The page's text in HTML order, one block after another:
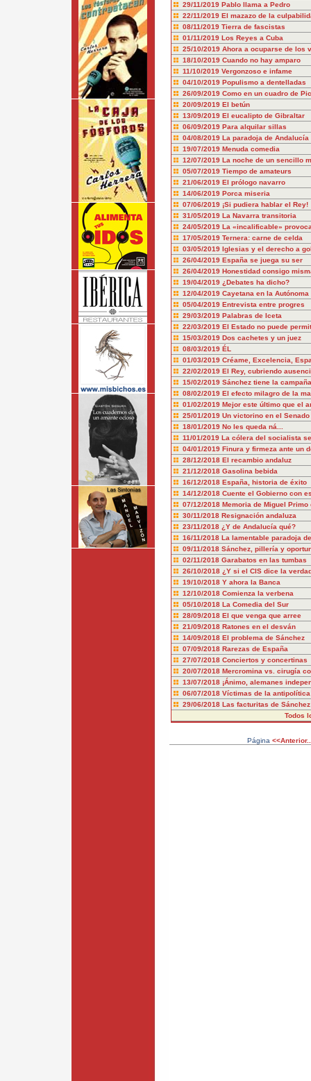
29/11/2019 Pablo llama a Pedro
22/11/2019 El mazazo de la
08/11/2019 Tierra de fascistas
01/11/2019 Los Reyes a Cuba
25/10/2019 Ahora a ocuparse de los
18/10/2019 Cuando no hay amparo
11/10/2019 Vergonzoso e infame
04/10/2019 Populismo a dentelladas
26/09/2019 Como en un cuadro de
20/09/2019 El betún
13/09/2019 El eucalipto de Gibraltar
06/09/2019 Para alquilar sillas
04/08/2019 La paradoja de Andalucía
19/07/2019 Menuda comedia
12/07/2019 La noche de un sencillo
05/07/2019 Tiempo de amateurs
21/06/2019 El prólogo navarro
14/06/2019 Porca miseria
07/06/2019 ¡Si pudiera hablar el Rey!
31/05/2019 La Navarra transitoria
24/05/2019 La «incalificable»
17/05/2019 Ternera: carne de celda
03/05/2019 Iglesias y el derecho a
26/04/2019 España se juega su ser
26/04/2019 Honestidad consigo
19/04/2019 ¿Debates ha dicho?
12/04/2019 Cayetana en la Autónoma
05/04/2019 Entrevista entre progres
29/03/2019 Palabras de Iceta
22/03/2019 El Estado no puede
15/03/2019 Dos cachetes y un juez
08/03/2019 ÉL
01/03/2019 Créame, Excelencia,
22/02/2019 El Rey, cubriendo
15/02/2019 Sánchez tiene la
08/02/2019 El efecto milagro de la
01/02/2019 Mejor este último que el
25/01/2019 Un victorino en el Senado
18/01/2019 No les queda ná...
11/01/2019 La cólera del socialista
04/01/2019 Finura y firmeza ante un
28/12/2018 El recambio andaluz
21/12/2018 Gasolina bebida
16/12/2018 España, historia de éxito
14/12/2018 Cuente el Gobierno con
07/12/2018 Memoria de Miguel Primo
30/11/2018 Resignación andaluza
23/11/2018 ¿Y de Andalucía qué?
16/11/2018 La lamentable paradoja
09/11/2018 Sánchez, pillería y
02/11/2018 Garabatos en las tumbas
26/10/2018 ¿Y si el CIS dice la
19/10/2018 Y ahora la Banca
12/10/2018 Comienza la verbena
05/10/2018 La Comedia del Sur
28/09/2018 El que venga que arree
21/09/2018 Ratones en el desván
14/09/2018 El problema de Sánchez
07/09/2018 Rarezas de España
27/07/2018 Conciertos y concertinas
20/07/2018 Mercromina vs. cirugía
13/07/2018 ¡Ánimo, alemanes
06/07/2018 Víctimas de la antipolítica
29/06/2018 Las facturitas de
Todos
Página